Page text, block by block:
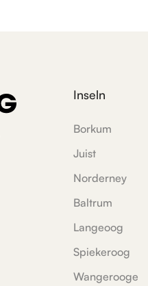
Inseln
Borkum
Juist
Norderney
Baltrum
Langeoog
Spiekeroog
Wangerooge